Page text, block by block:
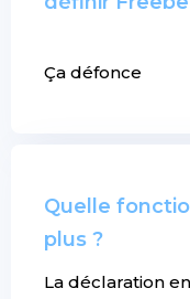
Ça défonce
Quelle
plus ?
La déclaration